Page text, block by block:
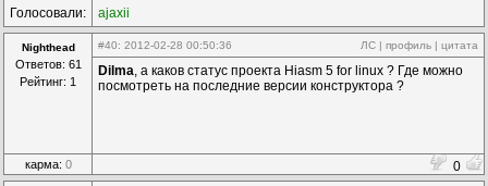
Голосовали:
ajaxii
Nighthead
Ответов: 61
Рейтинг: 1
#40: 2012-02-28 00:50:36 ЛС | профиль | цитата
Dilma, а каков статус проекта Hiasm 5 for linux ? Где можно
посмотреть на последние версии конструктора ?
карма: 0 0